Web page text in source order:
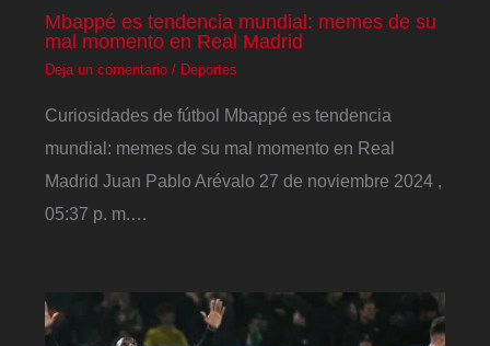
Mbappé es tendencia mundial: memes de su
mal momento en Real Madrid
Deja un comentario / Deportes
Curiosidades de fútbol Mbappé es tendencia
mundial: memes de su mal momento en Real
Madrid Juan Pablo Arévalo 27 de noviembre 2024 ,
05:37 p. m.…